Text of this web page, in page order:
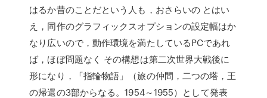
はるか昔のことだという人も，おさらいの とはい
え，同作のグラフィックスオプションの設定幅はか
なり広いので，動作環境を満たしているPCであれ
ば，ほぼ問題なく その構想は第二次世界大戦後に
形になり，「指輪物語」（旅の仲間，二つの塔，王
の帰還の3部からなる。1954～1955）として発表